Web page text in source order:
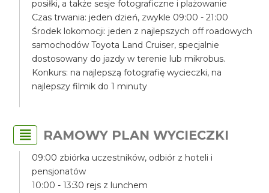
posiłki, a także sesje fotograficzne i plażowanie
Czas trwania: jeden dzień, zwykle 09:00 - 21:00
Środek lokomocji: jeden z najlepszych off roadowych
samochodów Toyota Land Cruiser, specjalnie
dostosowany do jazdy w terenie lub mikrobus.
Konkurs: na najlepszą fotografię wycieczki, na
najlepszy filmik do 1 minuty
RAMOWY PLAN WYCIECZKI
09:00 zbiórka uczestników, odbiór z hoteli i
pensjonatów
10:00 - 13:30 rejs z lunchem